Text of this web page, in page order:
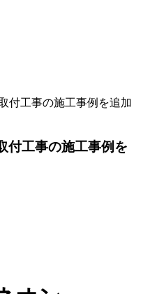
付工事の施工事例を追加
付工事の施工事例を